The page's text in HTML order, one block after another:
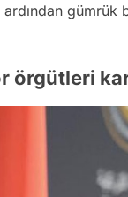
ardından
örgütleri